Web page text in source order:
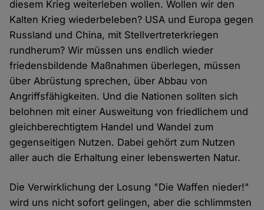
diesem Krieg weiterleben wollen. Wollen wir den
Kalten Krieg wiederbeleben? USA und Europa gegen
Russland und China, mit Stellvertreterkriegen
rundherum? Wir müssen uns endlich wieder
friedensbildende Maßnahmen überlegen, müssen
über Abrüstung sprechen, über Abbau von
Angriffsfähigkeiten. Und die Nationen sollten sich
belohnen mit einer Ausweitung von friedlichem und
gleichberechtigtem Handel und Wandel zum
gegenseitigen Nutzen. Dabei gehört zum Nutzen
aller auch die Erhaltung einer lebenswerten Natur.
Die Verwirklichung der Losung "Die Waffen nieder!"
wird uns nicht sofort gelingen, aber die schlimmsten